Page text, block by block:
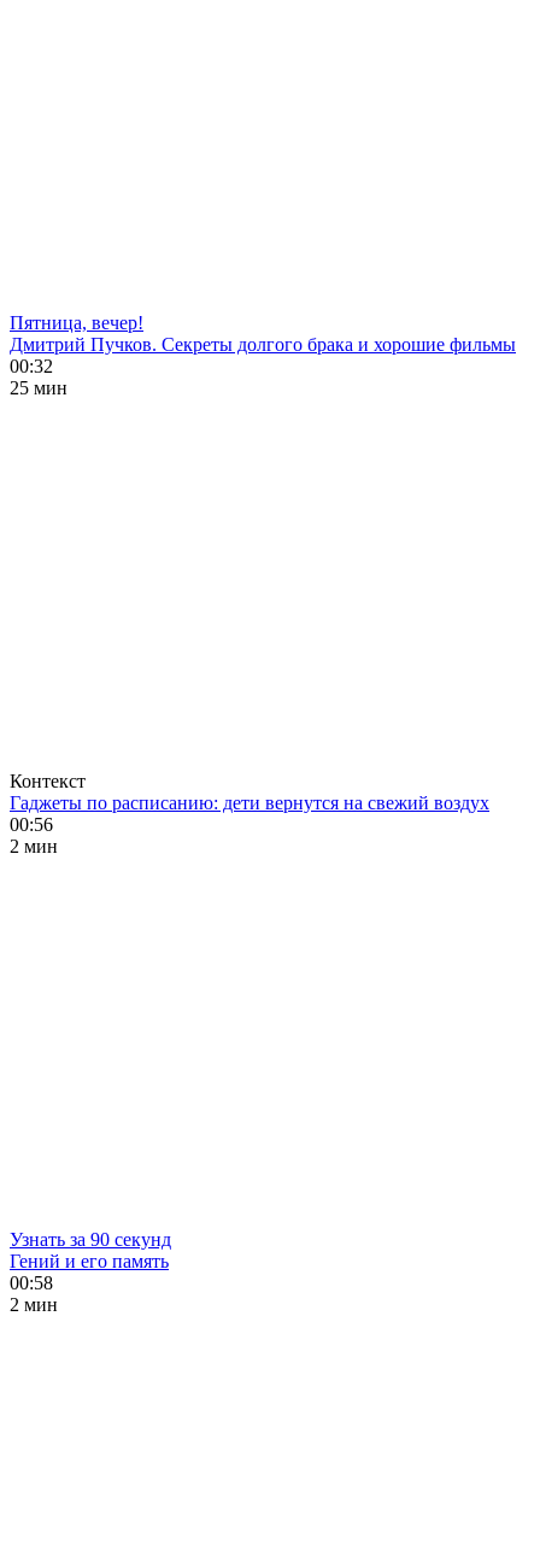
Пятница, вечер!
Дмитрий Пучков. Секреты долгого брака и хорошие фильмы
00:32
25 мин
Контекст
Гаджеты по расписанию: дети вернутся на свежий воздух
00:56
2 мин
Узнать за 90 секунд
Гений и его память
00:58
2 мин